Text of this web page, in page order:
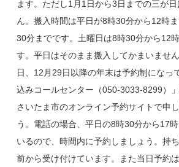
ます。ただし1月1日から3日までの三が
ん。搬入時間は平日が8時30分から12時
30分までです。土曜日は8時30分から12
す。平日はそのまま搬入してかまいませ
日、12月29日以降の年末は予約制になっ
込みコールセンター（050-3033-8299）
さいたま市のオンライン予約サイトで申
う。電話の場合、平日の8時30分から17
いるので、時間内に予約しましょう。持
前から受け付けています。また当日予約